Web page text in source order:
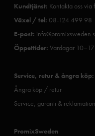
Kundtjänst: Kontakta oss via
Växel / tel: 08-124 499 98
E-post:
Öppettider: Vardagar 10–17
Service, retur & ångra köp:
Ångra köp / retur
Service, garanti & reklamation
PromixSweden